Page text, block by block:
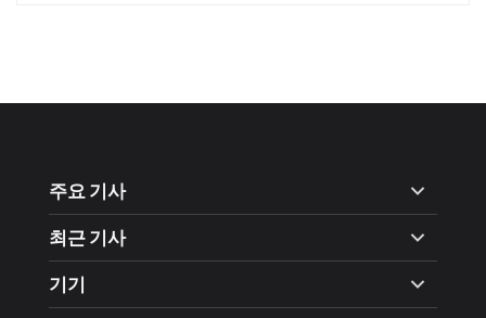
주요 기사
최근 기사
기기